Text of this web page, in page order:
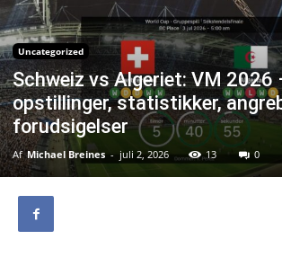
Uncategorized
Schweiz vs Algeriet: VM 2026
opstillinger, statistikker,
forudsigelser
Af Michael Breines - juli 2, 2026 13 0